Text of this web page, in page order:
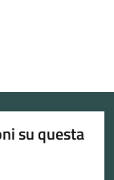
su questa